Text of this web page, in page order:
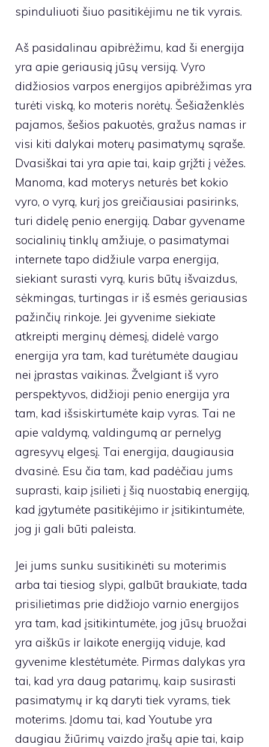
spinduliuoti šiuo pasitikėjimu ne tik vyrais.
Aš pasidalinau apibrėžimu, kad ši energija
yra apie geriausią jūsų versiją. Vyro
didžiosios varpos energijos apibrėžimas yra
turėti viską, ko moteris norėtų. Šešiaženklės
pajamos, šešios pakuotės, gražus namas ir
visi kiti dalykai moterų pasimatymų sąraše.
Dvasiškai tai yra apie tai, kaip grįžti į vėžes.
Manoma, kad moterys neturės bet kokio
vyro, o vyrą, kurį jos greičiausiai pasirinks,
turi didelę penio energiją. Dabar gyvename
socialinių tinklų amžiuje, o pasimatymai
internete tapo didžiule varpa energija,
siekiant surasti vyrą, kuris būtų išvaizdus, ​​
sėkmingas, turtingas ir iš esmės geriausias
pažinčių rinkoje. Jei gyvenime siekiate
atkreipti merginų dėmesį, didelė vargo
energija yra tam, kad turėtumėte daugiau
nei įprastas vaikinas. Žvelgiant iš vyro
perspektyvos, didžioji penio energija yra
tam, kad išsiskirtumėte kaip vyras. Tai ne
apie valdymą, valdingumą ar pernelyg
agresyvų elgesį. Tai energija, daugiausia
dvasinė. Esu čia tam, kad padėčiau jums
suprasti, kaip įsilieti į šią nuostabią energiją,
kad įgytumėte pasitikėjimo ir įsitikintumėte,
jog ji gali būti paleista.
Jei jums sunku susitikinėti su moterimis
arba tai tiesiog slypi, galbūt braukiate, tada
prisilietimas prie didžiojo varnio energijos
yra tam, kad įsitikintumėte, jog jūsų bruožai
yra aiškūs ir laikote energiją viduje, kad
gyvenime klestėtumėte. Pirmas dalykas yra
tai, kad yra daug patarimų, kaip susirasti
pasimatymų ir ką daryti tiek vyrams, tiek
moterims. Įdomu tai, kad Youtube yra
daugiau žiūrimų vaizdo įrašų apie tai, kaip